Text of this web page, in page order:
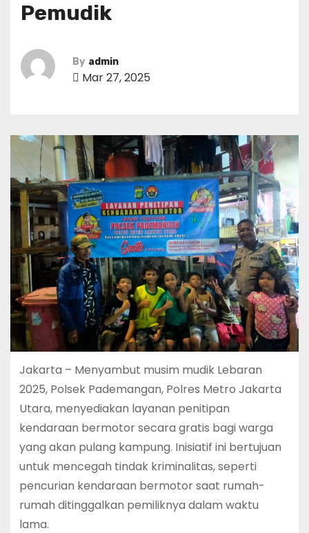
Pemudik
By admin
Mar 27, 2025
Jakarta – Menyambut musim mudik Lebaran
2025, Polsek Pademangan, Polres Metro Jakarta
Utara, menyediakan layanan penitipan
kendaraan bermotor secara gratis bagi warga
yang akan pulang kampung. Inisiatif ini bertujuan
untuk mencegah tindak kriminalitas, seperti
pencurian kendaraan bermotor saat rumah-
rumah ditinggalkan pemiliknya dalam waktu
lama.